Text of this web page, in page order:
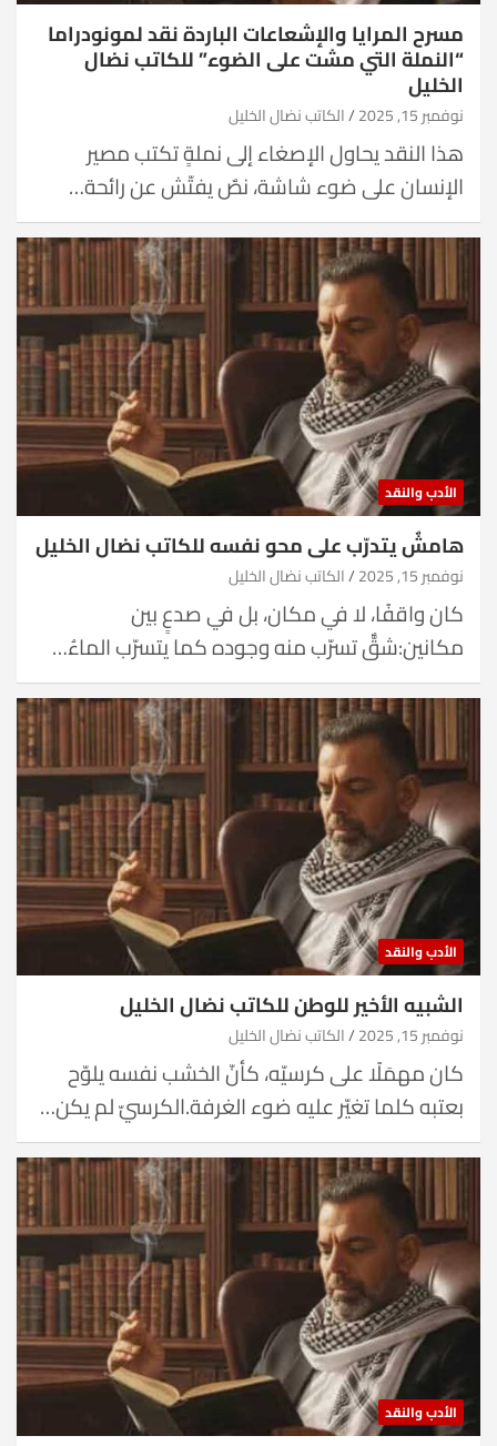
مسرح المرايا والإشعاعات الباردة نقد لمونودراما
“النملة التي مشت على الضوء” للكاتب نضال
الخليل
نوفمبر 15, 2025 الكاتب نضال الخليل
هذا النقد يحاول الإصغاء إلى نملةٍ تكتب مصير
الإنسان على ضوء شاشة، نصٌ يفتّش عن رائحة…
الأدب والنقد
هامشٌ يتدرّب على محو نفسه للكاتب نضال الخليل
نوفمبر 15, 2025 الكاتب نضال الخليل
كان واقفًا، لا في مكان، بل في صدعٍ بين
مكانين:شقٌّ تسرّب منه وجوده كما يتسرّب الماءُ…
الأدب والنقد
الشبيه الأخير للوطن للكاتب نضال الخليل
نوفمبر 15, 2025 الكاتب نضال الخليل
كان مهمَلًا على كرسيّه، كأنّ الخشب نفسه يلوّح
بعتبه كلما تغيّر عليه ضوء الغرفة.الكرسيّ لم يكن…
الأدب والنقد